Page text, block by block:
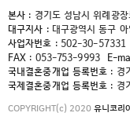
본사 : 경기도 성남시 위례광
대구지사 : 대구광역시 동구
사업자번호 : 502-30-57331
FAX : 053-753-9993 E-
국내결혼중개업 등록번호 : 경
국제결혼중개업 등록번호 : 경
COPYRIGHT(c) 2020 유니코리